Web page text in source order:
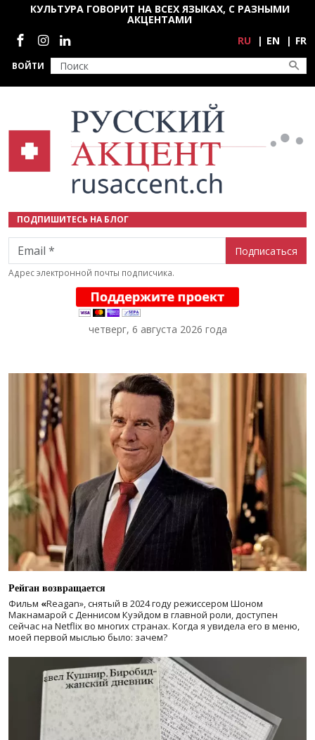
Перейти к основному содержанию
ВОЙТИ
КУЛЬТУРА ГОВОРИТ НА ВСЕХ ЯЗЫКАХ, С РАЗНЫМИ
АКЦЕНТАМИ
Социальные сети
RU EN FR
ПОДПИШИТЕСЬ НА БЛОГ
Email
Адрес электронной почты подписчика.
четверг, 6 августа 2026 года
Рейган возвращается
Фильм «Reagan», снятый в 2024 годурежиссером Шоном
Макнамарой с Деннисом Куэйдом в главной роли, доступен
сейчас на Netflix во многих странах. Когда я увидела его в меню,
моей первой мыслью было: зачем?